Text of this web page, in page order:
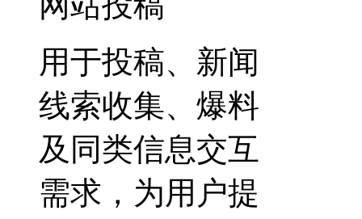
用于投稿、新闻
线索收集、爆料
及同类信息交互
需求，为用户提